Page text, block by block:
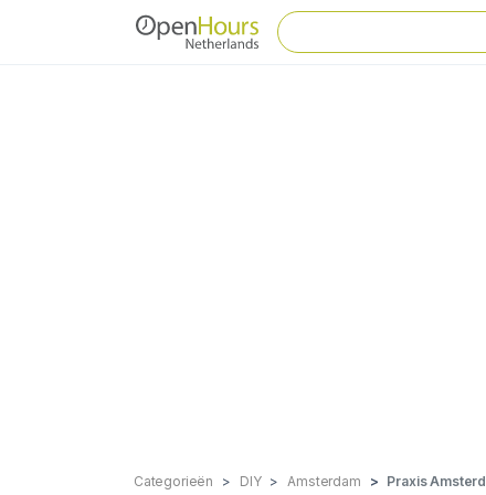
Categorieën DIY Amsterdam Praxis